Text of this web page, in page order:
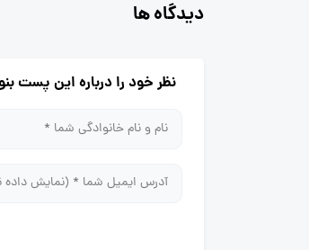
دیدگاه ها
نظر خود را درباره این پست